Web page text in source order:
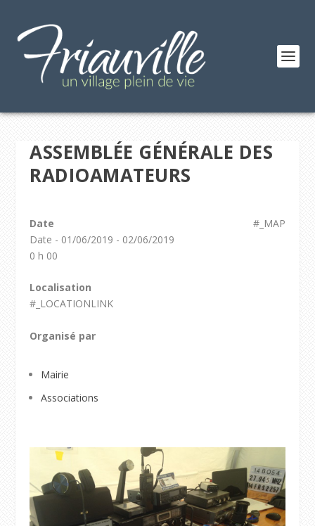
ASSEMBLÉE GÉNÉRALE DES
RADIOAMATEURS
#_MAP
Date
Date - 01/06/2019 - 02/06/2019
0 h 00
Localisation
#_LOCATIONLINK
Organisé par
Mairie
Associations